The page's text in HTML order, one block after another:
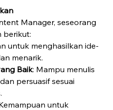
Manager, seseorang
berikut:
untuk menghasilkan ide-
menarik.
Baik: Mampu menulis
persuasif sesuai
untuk